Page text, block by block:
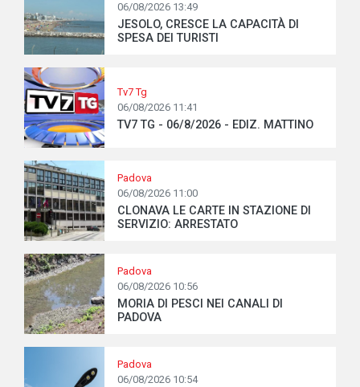
06/08/2026 13:49
JESOLO, CRESCE LA CAPACITÀ DI
SPESA DEI TURISTI
Tv7 Tg
06/08/2026 11:41
TV7 TG - 06/8/2026 - EDIZ. MATTINO
Padova
06/08/2026 11:00
CLONAVA LE CARTE IN STAZIONE DI
SERVIZIO: ARRESTATO
Padova
06/08/2026 10:56
MORIA DI PESCI NEI CANALI DI
PADOVA
Padova
06/08/2026 10:54